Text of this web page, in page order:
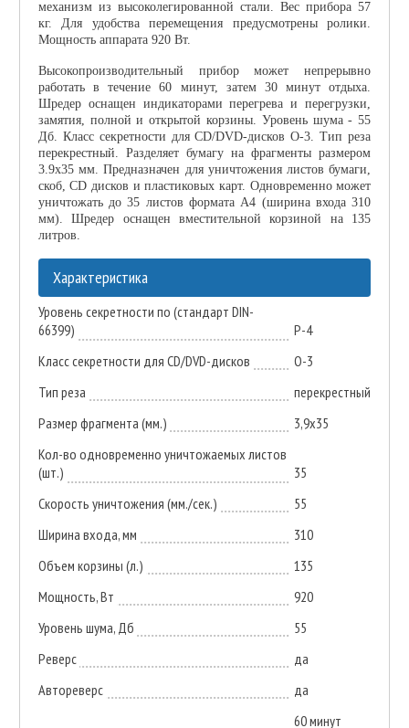
механизм из высоколегированной стали. Вес прибора 57
кг. Для удобства перемещения предусмотрены ролики.
Мощность аппарата 920 Вт.
Высокопроизводительный прибор может непрерывно
работать в течение 60 минут, затем 30 минут отдыха.
Шредер оснащен индикаторами перегрева и перегрузки,
замятия, полной и открытой корзины. Уровень шума - 55
Дб. Класс секретности для CD/DVD-дисков О-3. Тип реза
перекрестный. Разделяет бумагу на фрагменты размером
3.9x35 мм. Предназначен для уничтожения листов бумаги,
скоб, CD дисков и пластиковых карт. Одновременно может
уничтожать до 35 листов формата А4 (ширина входа 310
мм). Шредер оснащен вместительной корзиной на 135
литров.
Характеристика
Уровень секретности по (стандарт DIN-
66399)
P-4
Класс секретности для CD/DVD-дисков
О-3
Тип реза
перекрестный
Размер фрагмента (мм.)
3,9x35
Кол-во одновременно уничтожаемых листов
(шт.)
35
Скорость уничтожения (мм./сек.)
55
Ширина входа, мм
310
Объем корзины (л.)
135
Мощность, Вт
920
Уровень шума, Дб
55
Реверс
да
Автореверс
да
60 минут